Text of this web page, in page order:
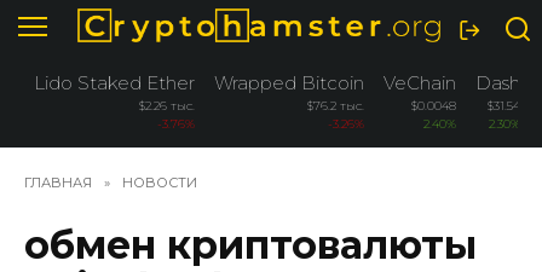
Перейти
содержанию
Lido Staked Ether
$2.26 тыс.
-3.76%
Wrapped Bitcoin
$76.2 тыс.
-3.26%
VeChain
$0.0048
2.40%
Dash
$31.54
2.30%
ГЛАВНАЯ » НОВОСТИ
обмен криптовалюты